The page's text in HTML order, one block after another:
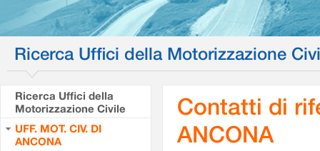
Ricerca Uffici della Motorizzazione
Ricerca Uffici della
Motorizzazione Civile
UFF. MOT. CIV. DI
ANCONA
Contatti di
ANCONA